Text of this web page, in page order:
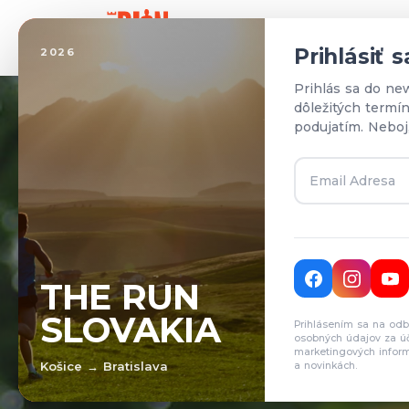
2026
THE RUN
SLOVAKIA
Košice → Bratislava
Prihlásiť
Prihlás sa do
dôležitých
podujatím.
Prihlásením sa na
osobných údajov za
marketingových
a novinkách.